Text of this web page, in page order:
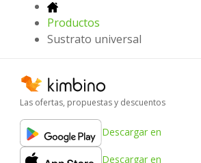
Productos
Sustrato universal
Las ofertas, propuestas y descuentos
Descargar en
Descargar en